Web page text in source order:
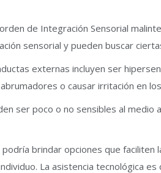
de Integración Sensorial
sensorial y pueden buscar
externas incluyen ser
o causar irritación en
ser poco o no sensibles al medio
podría brindar opciones que
La asistencia tecnológica